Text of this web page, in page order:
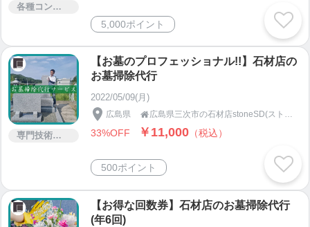
各種コンサルティング
5,000ポイント
専門技術サービス
【お墓のプロフェッショナル!!】石材店の
お墓掃除代行
2022/05/09(月)
広島県  広島県三次市の石材店stoneSD(ストーンエスディー)
33%OFF ￥11,000 （税込）
500ポイント
【お得な回数券】石材店のお墓掃除代行
(年6回)